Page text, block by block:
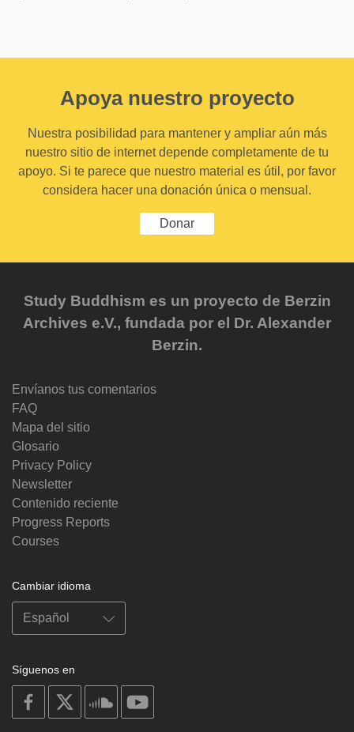
Apoya nuestro proyecto
Nuestra posibilidad para mantener y ampliar aún más
nuestro sitio de internet depende completamente de tu
apoyo. Si te parece que nuestro material es útil, por favor
considera hacer una donación única o mensual.
Donar
Study Buddhism es un proyecto de Berzin
Archives e.V., fundada por el Dr. Alexander
Berzin.
Envíanos tus comentarios
FAQ
Mapa del sitio
Glosario
Privacy Policy
Newsletter
Contenido reciente
Progress Reports
Courses
Cambiar idioma
Síguenos en
on
facebook
soundcloud